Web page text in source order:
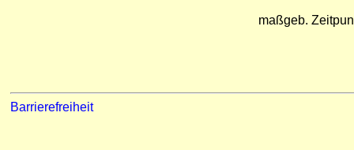
maßgeb.
Barrierefreiheit